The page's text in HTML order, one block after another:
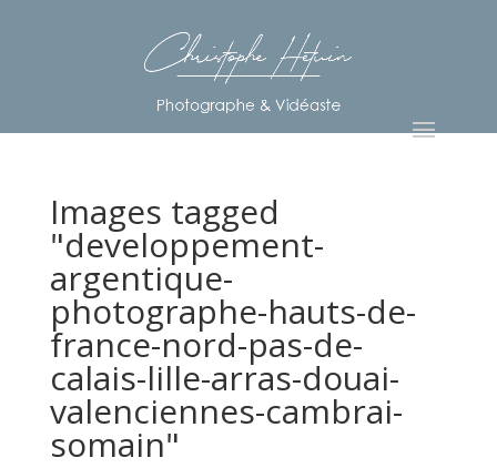
Images tagged
"developpement-
argentique-
photographe-hauts-de-
france-nord-pas-de-
calais-lille-arras-douai-
valenciennes-cambrai-
somain"